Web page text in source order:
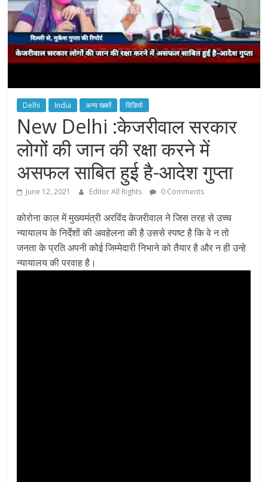
Delhi India अन्य खबरें विडियो
New Delhi :केजरीवाल सरकार
लोगों की जान की रक्षा करने में
असफल साबित हुई है-आदेश गुप्ता
June 12, 2021 Editor All Rights 0 Comments
कोरोना काल में मुख्यमंत्री अरविंद केजरीवाल ने जिस तरह से उच्च
न्यायालय के निर्देशों की अवहेलना की है उससे स्पष्ट है कि वे न तो
जनता के प्रति अपनी कोई जिम्मेदारी निभाने को तैयार है और न ही उन्हे
न्यायालय की परवाह है।